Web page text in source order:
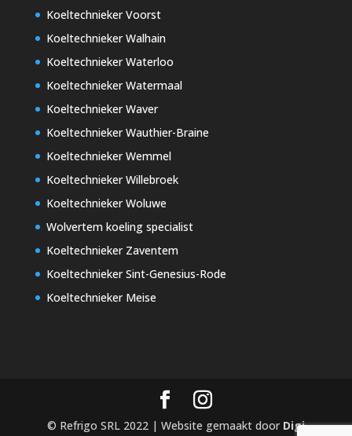
Koeltechnieker Voorst
Koeltechnieker Walhain
Koeltechnieker Waterloo
Koeltechnieker Watermaal
Koeltechnieker Waver
Koeltechnieker Wauthier-Braine
Koeltechnieker Wemmel
Koeltechnieker Willebroek
Koeltechnieker Woluwe
Wolvertem koeling specialist
Koeltechnieker Zaventem
Koeltechnieker Sint-Genesius-Rode
Koeltechnieker Meise
© Refrigo SRL 2022 | Website gemaakt door Digi